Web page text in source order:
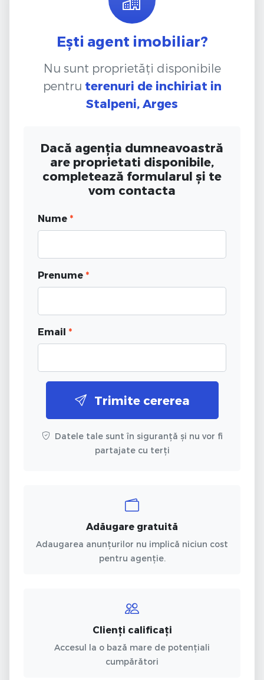
Ești agent imobiliar?
Nu sunt proprietăți disponibile
pentru terenuri de inchiriat in
Stalpeni, Arges
Dacă agenția dumneavoastră
are proprietati disponibile,
completează formularul și te
vom contacta
Nume *
Prenume *
Email *
Trimite cererea
Datele tale sunt în siguranță și nu vor fi
partajate cu terți
Adăugare gratuită
Adaugarea anunțurilor nu implică niciun cost
pentru agenție.
Clienți calificați
Accesul la o bază mare de potențiali
cumpărători